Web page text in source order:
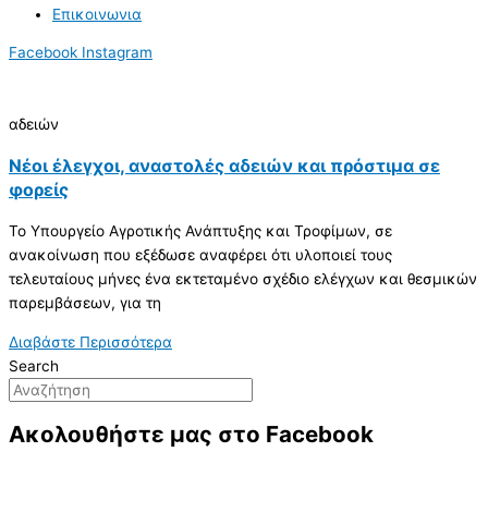
Επικοινωνια
Facebook Instagram
αδειών
Νέοι έλεγχοι, αναστολές αδειών και πρόστιμα σε
φορείς
Το Υπουργείο Αγροτικής Ανάπτυξης και Τροφίμων, σε
ανακοίνωση που εξέδωσε αναφέρει ότι υλοποιεί τους
τελευταίους μήνες ένα εκτεταμένο σχέδιο ελέγχων και θεσμικών
παρεμβάσεων, για τη
Διαβάστε Περισσότερα
Search
Ακολουθήστε μας στο Facebook